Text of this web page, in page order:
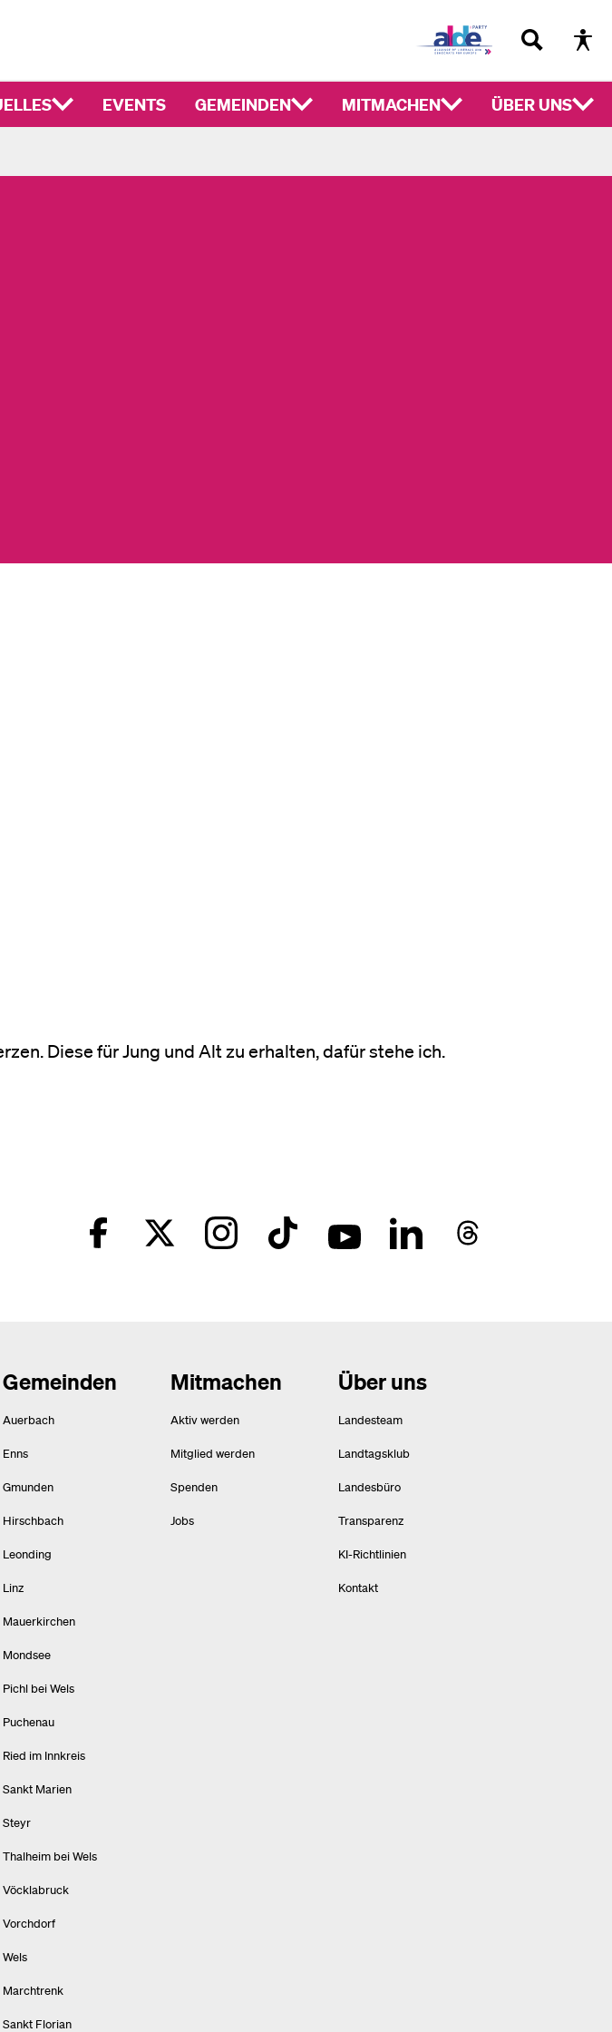
EVENTS GEMEINDEN MITMACHEN ÜBER UNS
Diese für Jung und Alt zu erhalten, dafür stehe ich.
Gemeinden
Auerbach
Enns
Gmunden
Hirschbach
Leonding
Linz
Mauerkirchen
Mondsee
Pichl bei Wels
Puchenau
Ried im Innkreis
Sankt Marien
Steyr
Thalheim bei Wels
Vöcklabruck
Vorchdorf
Wels
Marchtrenk
Sankt Florian
Mitmachen
Aktiv werden
Mitglied werden
Spenden
Jobs
Über uns
Landesteam
Landtagsklub
Landesbüro
Transparenz
KI-Richtlinien
Kontakt